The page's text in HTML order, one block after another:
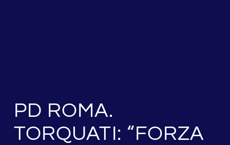
PD ROMA.
TORQUATI: “FORZA